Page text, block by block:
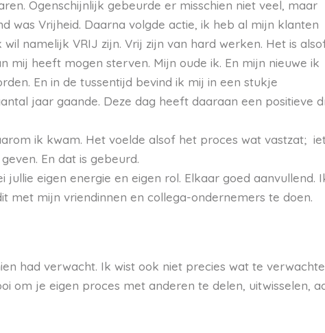
Ogenschijnlijk gebeurde er misschien niet veel, maar
was Vrijheid. Daarna volgde actie, ik heb al mijn klanten
namelijk VRIJ zijn. Vrij zijn van hard werken. Het is
mij heeft mogen sterven. Mijn oude ik. En mijn nieuwe ik
En in de tussentijd bevind ik mij in een stukje
jaar gaande. Deze dag heeft daaraan een positieve
ik kwam. Het voelde alsof het proces wat vastzat;
En dat is gebeurd.
jullie eigen energie en eigen rol. Elkaar goed aanvullend.
met mijn vriendinnen en collega-ondernemers te doen.
had verwacht. Ik wist ook niet precies wat te
om je eigen proces met anderen te delen, uitwisselen,